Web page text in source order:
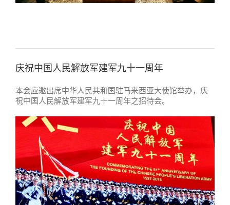
庆祝中国人民解放军建军九十一周年
本会应邀出席中华人民共和国驻马来西亚大使馆举办，庆
祝中国人民解放军建军九十一周年之招待会。